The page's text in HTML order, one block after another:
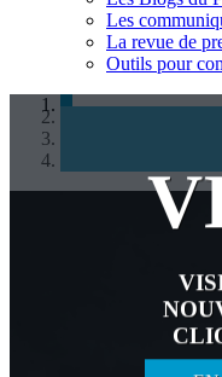
Les
La revue de
Outils pour